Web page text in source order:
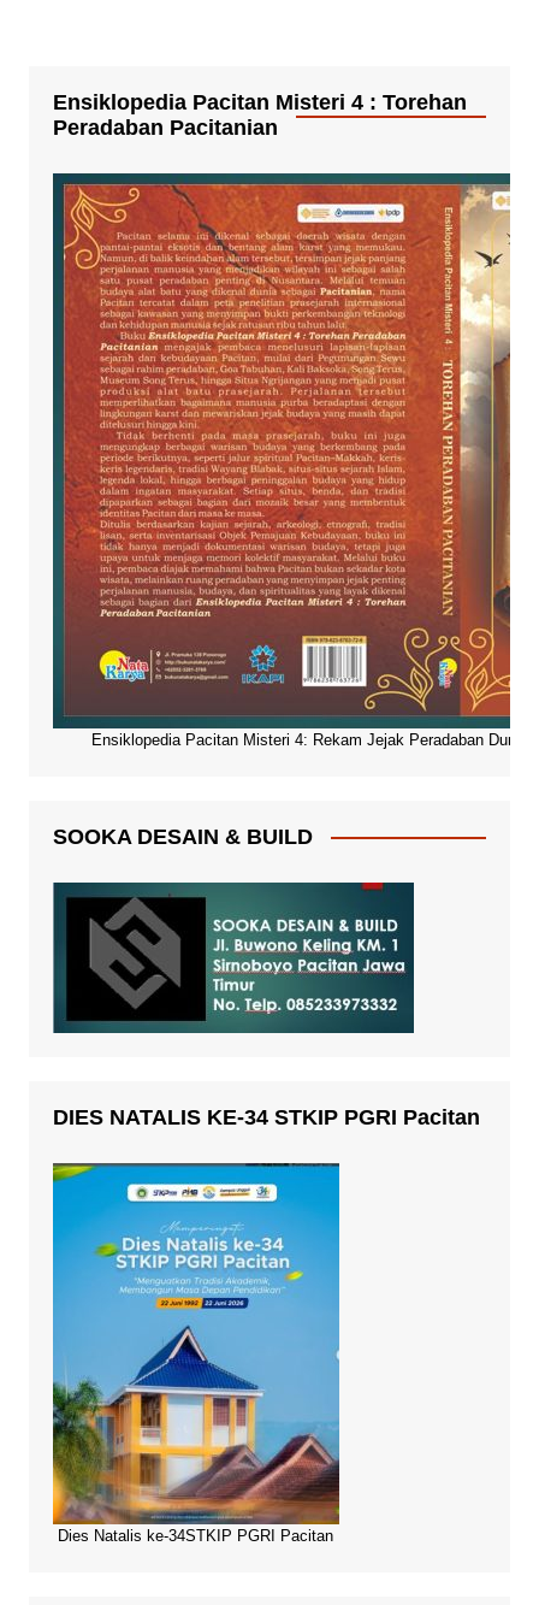
Ensiklopedia Pacitan Misteri 4 : Torehan
Peradaban Pacitanian
Ensiklopedia Pacitan Misteri 4: Rekam Jejak Peradaban Dunia
SOOKA DESAIN & BUILD
DIES NATALIS KE-34 STKIP PGRI Pacitan
Dies Natalis ke-34STKIP PGRI Pacitan